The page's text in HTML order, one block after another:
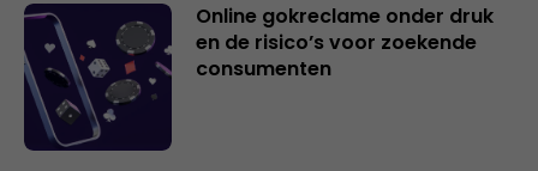
Online gokreclame onder druk
en de risico’s voor zoekende
consumenten